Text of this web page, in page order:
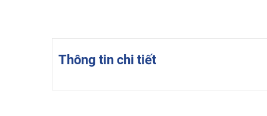
Thông tin chi tiết